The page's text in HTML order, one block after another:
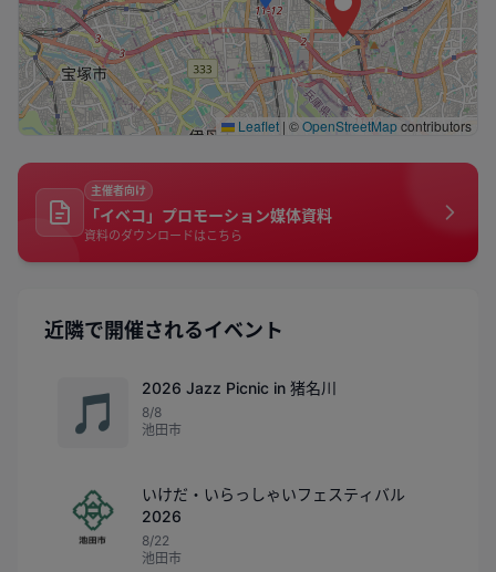
Leaflet | ©OpenStreetMapcontributors
主催者向け
「イベコ」プロモーション媒体資料
資料のダウンロードはこちら
近隣で開催されるイベント
🎵
2026 Jazz Picnic in 猪名川
8/8
池田市
いけだ・いらっしゃいフェスティバル
2026
8/22
池田市